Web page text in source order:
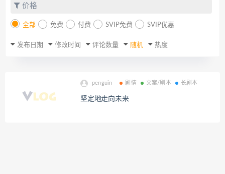
价格
全部 免费 付费 SVIP免费 SVIP优惠
发布日期 修改时间 评论数量 随机 热度
penguin 剧情 文案/剧本 长剧本
坚定地走向未来